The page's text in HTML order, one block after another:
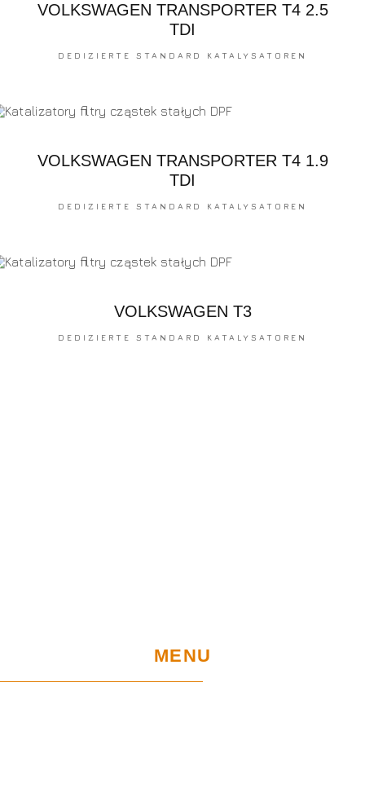
VOLKSWAGEN TRANSPORTER T4 2.5
TDI
DEDIZIERTE STANDARD KATALYSATOREN
VOLKSWAGEN TRANSPORTER T4 1.9
TDI
DEDIZIERTE STANDARD KATALYSATOREN
VOLKSWAGEN T3
DEDIZIERTE STANDARD KATALYSATOREN
MENU